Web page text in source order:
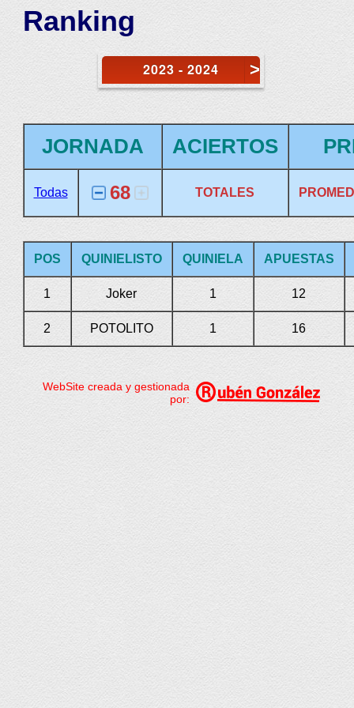
Ranking
2023 - 2024 >
JORNADA ACIERTOS
Todas 68 TOTALES
POS QUINIELISTO QUINIELA APUESTAS
1 Joker 1 12
2 POTOLITO 1 16
WebSite creada y gestionada
por: